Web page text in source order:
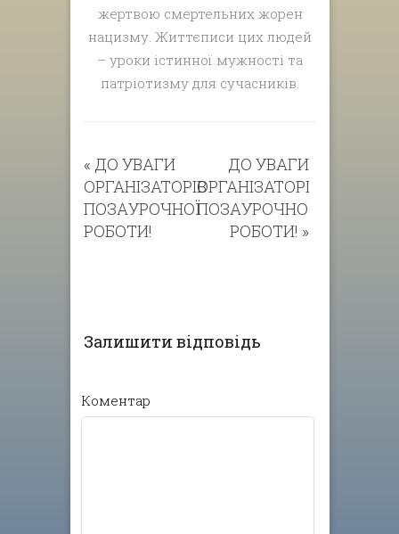
жертвою смертельних жорен
нацизму. Життєписи цих людей
– уроки істинної мужності та
патріотизму для сучасників.
« ДО УВАГИ
ОРГАНІЗАТОРІВ
ПОЗАУРОЧНОЇ
РОБОТИ!
ДО УВАГИ
ОРГАНІЗАТОРІВ
ПОЗАУРОЧНОЇ
РОБОТИ! »
Залишити відповідь
Коментар